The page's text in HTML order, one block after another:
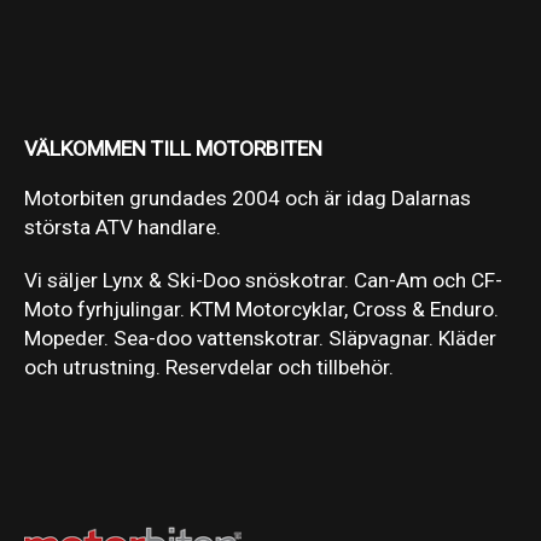
VÄLKOMMEN TILL MOTORBITEN
Motorbiten grundades 2004 och är idag Dalarnas
största ATV handlare.
Vi säljer Lynx & Ski-Doo snöskotrar. Can-Am och CF-
Moto fyrhjulingar. KTM Motorcyklar, Cross & Enduro.
Mopeder. Sea-doo vattenskotrar. Släpvagnar. Kläder
och utrustning. Reservdelar och tillbehör.